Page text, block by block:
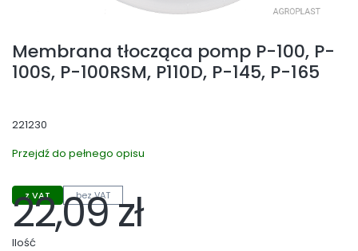
Membrana tłocząca pomp P-100, P-
100S, P-100RSM, P110D, P-145, P-165
221230
Przejdź do pełnego opisu
z VAT bez VAT
Cena
22,09 zł
Ilość